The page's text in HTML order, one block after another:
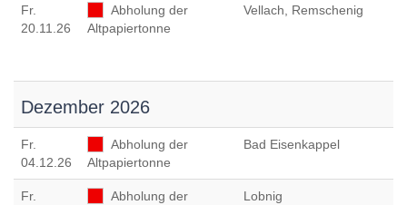
Fr.
20.11.26
Abholung der
Altpapiertonne
Vellach, Remschenig
Dezember 2026
Fr.
04.12.26
Abholung der
Altpapiertonne
Bad Eisenkappel
Fr.
Abholung der
Lobnig